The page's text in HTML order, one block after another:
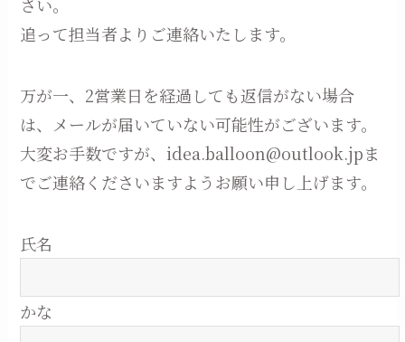
追って担当者よりご連絡いたします。
万が一、2営業日を経過しても返信がない場合
は、メールが届いていない可能性がございます。
大変お手数ですが、idea.balloon@outlook.jpま
でご連絡くださいますようお願い申し上げます。
氏名
かな